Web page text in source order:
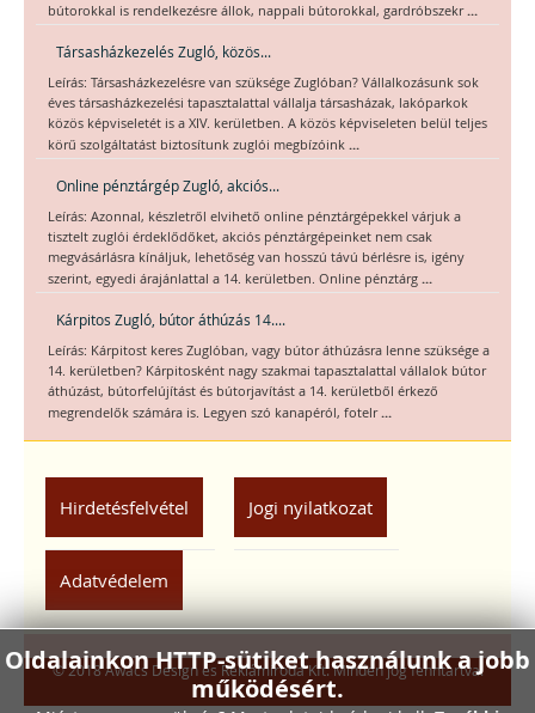
bútorokkal is rendelkezésre állok, nappali bútorokkal, gardróbszekr...
Társasházkezelés Zugló, közös...
Leírás: Társasházkezelésre van szüksége Zuglóban? Vállalkozásunk sok
éves társasházkezelési tapasztalattal vállalja társasházak, lakóparkok
közös képviseletét is a XIV. kerületben. A közös képviseleten belül teljes
körű szolgáltatást biztosítunk zuglói megbízóink ...
Online pénztárgép Zugló, akciós...
Leírás: Azonnal, készletről elvihető online pénztárgépekkel várjuk a
tisztelt zuglói érdeklődőket, akciós pénztárgépeinket nem csak
megvásárlásra kínáljuk, lehetőség van hosszú távú bérlésre is, igény
szerint, egyedi árajánlattal a 14. kerületben. Online pénztárg ...
Kárpitos Zugló, bútor áthúzás 14....
Leírás: Kárpitost keres Zuglóban, vagy bútor áthúzásra lenne szüksége a
14. kerületben? Kárpitosként nagy szakmai tapasztalattal vállalok bútor
áthúzást, bútorfelújítást és bútorjavítást a 14. kerületből érkező
megrendelők számára is. Legyen szó kanapéról, fotelr...
Hirdetésfelvétel Jogi nyilatkozat
Adatvédelem
Oldalainkon HTTP-sütiket használunk a jobb
működésért.
© 2018 Awacs Design és Reklámiroda Kft. Minden jog fenntartva.